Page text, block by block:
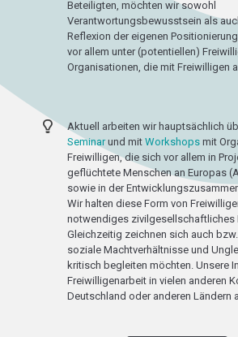
Beteiligten, möchten wir sowohl
Verantwortungsbewusstsein als
Reflexion der eigenen
vor allem unter (potentiellen)
Organisationen, die mit Freiwilligen
Aktuell arbeiten wir hauptsächlich
Seminarund mit Workshops mit
Freiwilligen, die sich vor allem in
geflüchtete Menschen an Europas
sowie in der
Wir halten diese Form von
notwendiges zivilgesellschaftliches
Gleichzeitig zeichnen sich auch
soziale Machtverhältnisse und
kritisch begleiten möchten. Unsere
Freiwilligenarbeit in vielen anderen
Deutschland oder anderen Ländern